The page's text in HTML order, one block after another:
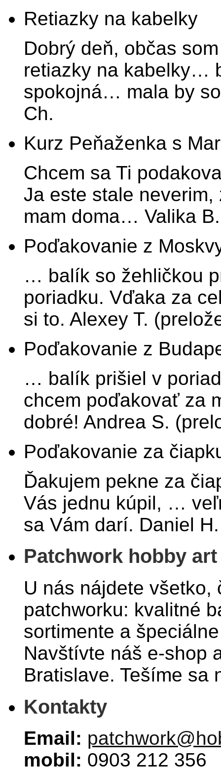
Retiazky na kabelky
Dobrý deň, občas
retiazky na kabelky…
spokojná… mala by
Ch.
Kurz Peňaženka s
Chcem sa Ti
Ja este stale
mam doma… Valika B.
Poďakovanie z
… balík so žehličkou
poriadku. Vďaka za
si to. Alexey T.
Poďakovanie z
… balík prišiel v
chcem poďakovať za
dobré! Andrea S.
Poďakovanie za
Ďakujem pekne za
Vás jednu kúpil, …
sa Vám darí. Daniel H.
Patchwork hobby art
U nás nájdete všetko,
patchworku: kvalitné
sortimente a
Navštívte náš e-shop
Bratislave. Tešíme sa
Kontakty
Email:
mobil: 0903 212 356